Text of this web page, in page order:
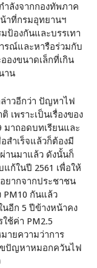
ลังจากกองทัพภาค
าที่กรมอุทยานฯ
ป้องกันและบรรเทา
รณ์และหารือร่วมกับ
องขนาดเล็กที่เกิน
าน
าวอีกว่า ปัญหาไฟ
เพราะเป็นเรื่องของ
มาถอดบทเรียนและ
สำเร็จแล้วก็ต้องมี
านมาแล้ว ดังนั้นก็
ก้ในปี 2561 เพื่อให้
ยากจากประชาชน
PM10 กันแล้ว
นอีก 5 ปีข้างหน้าคง
ช้ค่า PM2.5
ายความว่าการ
ขปัญหาหมอกควันไฟ